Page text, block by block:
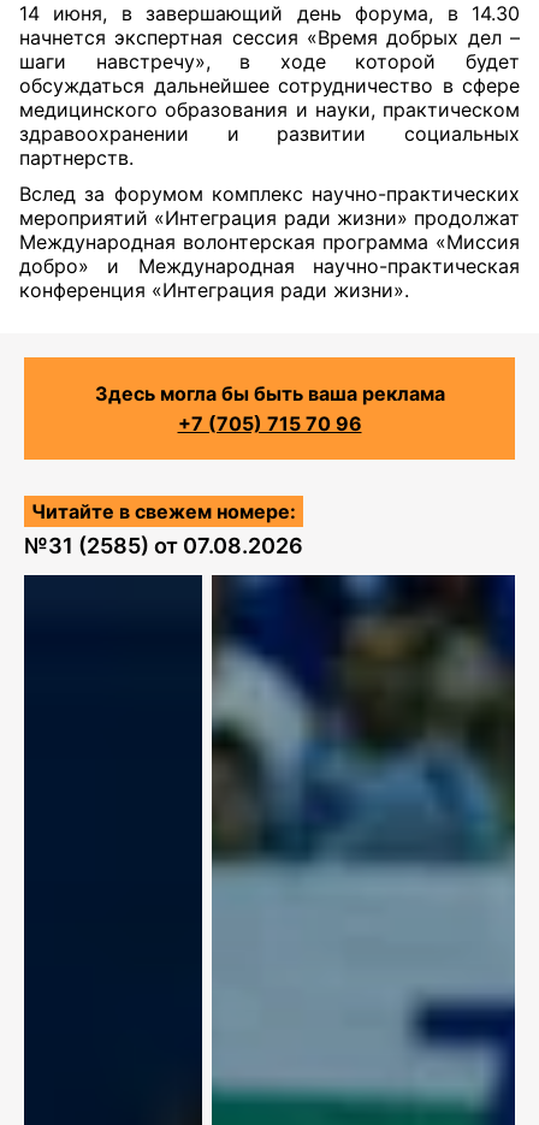
14 июня, в завершающий день форума, в 14.30
начнется экспертная сессия «Время добрых дел –
шаги навстречу», в ходе которой будет
обсуждаться дальнейшее сотрудничество в сфере
медицинского образования и науки, практическом
здравоохранении и развитии социальных
партнерств.
Вслед за форумом комплекс научно-практических
мероприятий «Интеграция ради жизни» продолжат
Международная волонтерская программа «Миссия
добро» и Международная научно-практическая
конференция «Интеграция ради жизни».
Здесь могла бы быть ваша реклама
+7 (705) 715 70 96
Читайте в свежем номере:
№31 (2585) от 07.08.2026